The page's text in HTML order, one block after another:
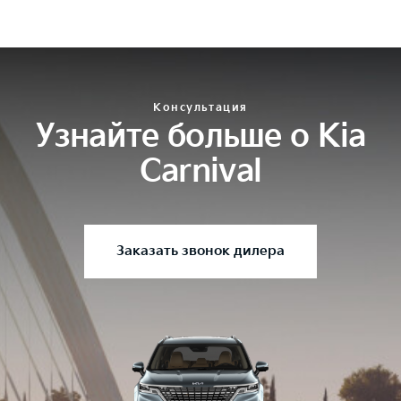
Консультация
Узнайте больше о Kia
Carnival
Заказать звонок дилера